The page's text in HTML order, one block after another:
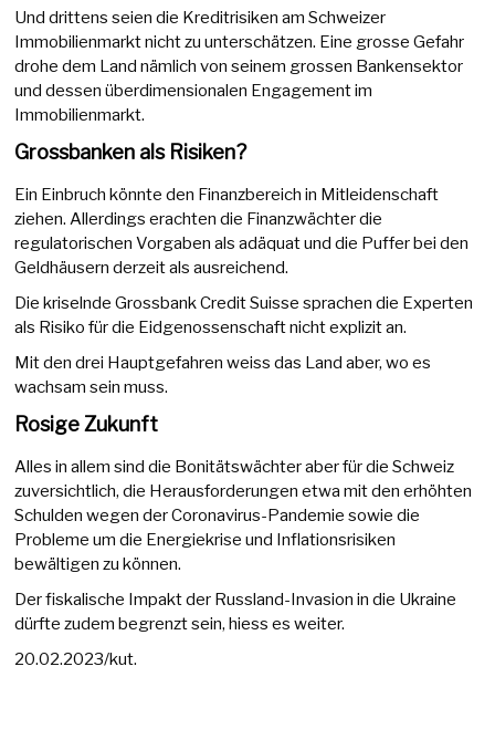
Und drittens seien die Kreditrisiken am Schweizer
Immobilienmarkt nicht zu unterschätzen. Eine grosse Gefahr
drohe dem Land nämlich von seinem grossen Bankensektor
und dessen überdimensionalen Engagement im
Immobilienmarkt.
Grossbanken als Risiken?
Ein Einbruch könnte den Finanzbereich in Mitleidenschaft
ziehen. Allerdings erachten die Finanzwächter die
regulatorischen Vorgaben als adäquat und die Puffer bei den
Geldhäusern derzeit als ausreichend.
Die kriselnde Grossbank Credit Suisse sprachen die Experten
als Risiko für die Eidgenossenschaft nicht explizit an.
Mit den drei Hauptgefahren weiss das Land aber, wo es
wachsam sein muss.
Rosige Zukunft
Alles in allem sind die Bonitätswächter aber für die Schweiz
zuversichtlich, die Herausforderungen etwa mit den erhöhten
Schulden wegen der Coronavirus-Pandemie sowie die
Probleme um die Energiekrise und Inflationsrisiken
bewältigen zu können.
Der fiskalische Impakt der Russland-Invasion in die Ukraine
dürfte zudem begrenzt sein, hiess es weiter.
20.02.2023/kut.